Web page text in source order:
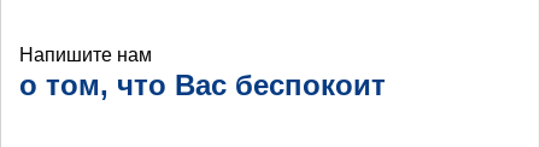
Напишите нам
о том, что Вас беспокоит